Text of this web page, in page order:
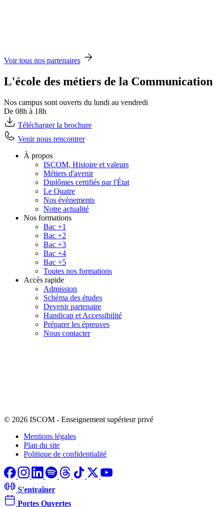
Voir tous nos partenaires
L'école des métiers de la Communication
Nos campus sont ouverts du lundi au vendredi
De 08h à 18h
Télécharger la brochure
Venir nous rencontrer
À propos
ISCOM, Histoire et valeurs
Métiers d'avenir
Diplômes certifiés par l'État
Le Quatre
Nos évènements
Notre actualité
Nos formations
Bac +1
Bac +2
Bac +3
Bac +4
Bac +5
Toutes nos formations
Accès rapide
Admission
Schéma des études
Devenir partenaire
Handicap et Accessibilité
Préparer les épreuves
Nous contacter
© 2026 ISCOM - Enseignement supérieur privé
Mentions légales
Plan du site
Politique de confidentialité
S'entraîner
Portes Ouvertes